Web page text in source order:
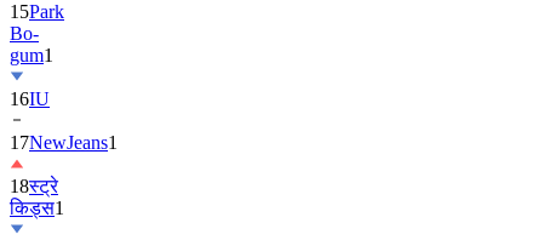
15Park
Bo-
gum1
16IU
17NewJeans1
18स्ट्रे
किड्स1